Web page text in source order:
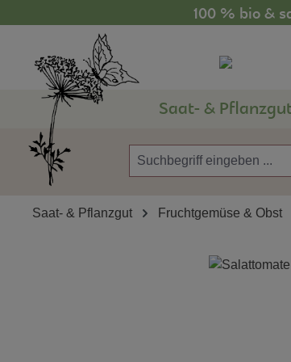
Zur Hauptnavigation springen100 % bio &
Saat- &
Saat- & Pflanzgut Fruchtgemüse & Obst